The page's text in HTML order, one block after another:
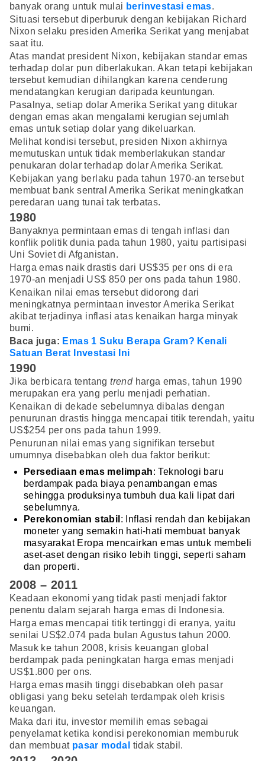
banyak orang untuk mulai berinvestasi emas.
Situasi tersebut diperburuk dengan kebijakan Richard
Nixon selaku presiden Amerika Serikat yang menjabat
saat itu.
Atas mandat president Nixon, kebijakan standar emas
terhadap dolar pun diberlakukan. Akan tetapi kebijakan
tersebut kemudian dihilangkan karena cenderung
mendatangkan kerugian daripada keuntungan.
Pasalnya, setiap dolar Amerika Serikat yang ditukar
dengan emas akan mengalami kerugian sejumlah
emas untuk setiap dolar yang dikeluarkan.
Melihat kondisi tersebut, presiden Nixon akhirnya
memutuskan untuk tidak memberlakukan standar
penukaran dolar terhadap dolar Amerika Serikat.
Kebijakan yang berlaku pada tahun 1970-an tersebut
membuat bank sentral Amerika Serikat meningkatkan
peredaran uang tunai tak terbatas.
1980
Banyaknya permintaan emas di tengah inflasi dan
konflik politik dunia pada tahun 1980, yaitu partisipasi
Uni Soviet di Afganistan.
Harga emas naik drastis dari US$35 per ons di era
1970-an menjadi US$ 850 per ons pada tahun 1980.
Kenaikan nilai emas tersebut didorong dari
meningkatnya permintaan investor Amerika Serikat
akibat terjadinya inflasi atas kenaikan harga minyak
bumi.
Baca juga: Emas 1 Suku Berapa Gram? Kenali
Satuan Berat Investasi Ini
1990
Jika berbicara tentangtrend harga emas, tahun 1990
merupakan era yang perlu menjadi perhatian.
Kenaikan di dekade sebelumnya dibalas dengan
penurunan drastis hingga mencapai titik terendah, yaitu
US$254 per ons pada tahun 1999.
Penurunan nilai emas yang signifikan tersebut
umumnya disebabkan oleh dua faktor berikut:
Persediaan emas melimpah: Teknologi baru
berdampak pada biaya penambangan emas
sehingga produksinya tumbuh dua kali lipat dari
sebelumnya.
Perekonomian stabil : Inflasi rendah dan kebijakan
moneter yang semakin hati-hati membuat banyak
masyarakat Eropa mencairkan emas untuk membeli
aset-aset dengan risiko lebih tinggi, seperti saham
dan properti.
2008 – 2011
Keadaan ekonomi yang tidak pasti menjadi faktor
penentu dalam sejarah harga emas di Indonesia.
Harga emas mencapai titik tertinggi di eranya, yaitu
senilai US$2.074 pada bulan Agustus tahun 2000.
Masuk ke tahun 2008, krisis keuangan global
berdampak pada peningkatan harga emas menjadi
US$1.800 per ons.
Harga emas masih tinggi disebabkan oleh pasar
obligasi yang beku setelah terdampak oleh krisis
keuangan.
Maka dari itu, investor memilih emas sebagai
penyelamat ketika kondisi perekonomian memburuk
dan membuat pasar modal tidak stabil.